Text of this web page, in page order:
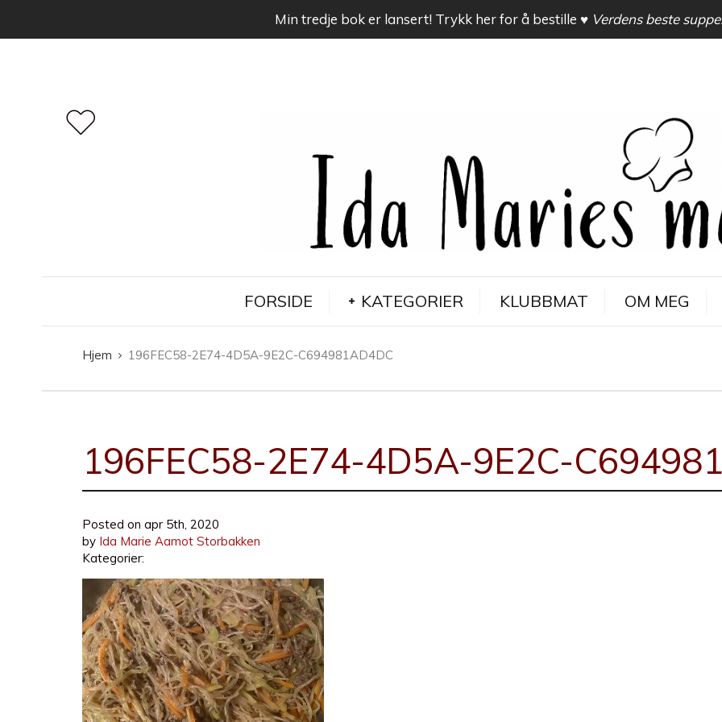
FORSIDE KATEGORIER KLUBBMAT OM MEG
Hjem 196FEC58-2E74-4D5A-9E2C-C694981AD4DC
196FEC58-2E74-4D5A-9E2C-
Posted on apr 5th, 2020
by Ida Marie Aamot Storbakken
Kategorier:
Min tredje bok er lansert! Trykk her for å bestille ♥ Verdens beste